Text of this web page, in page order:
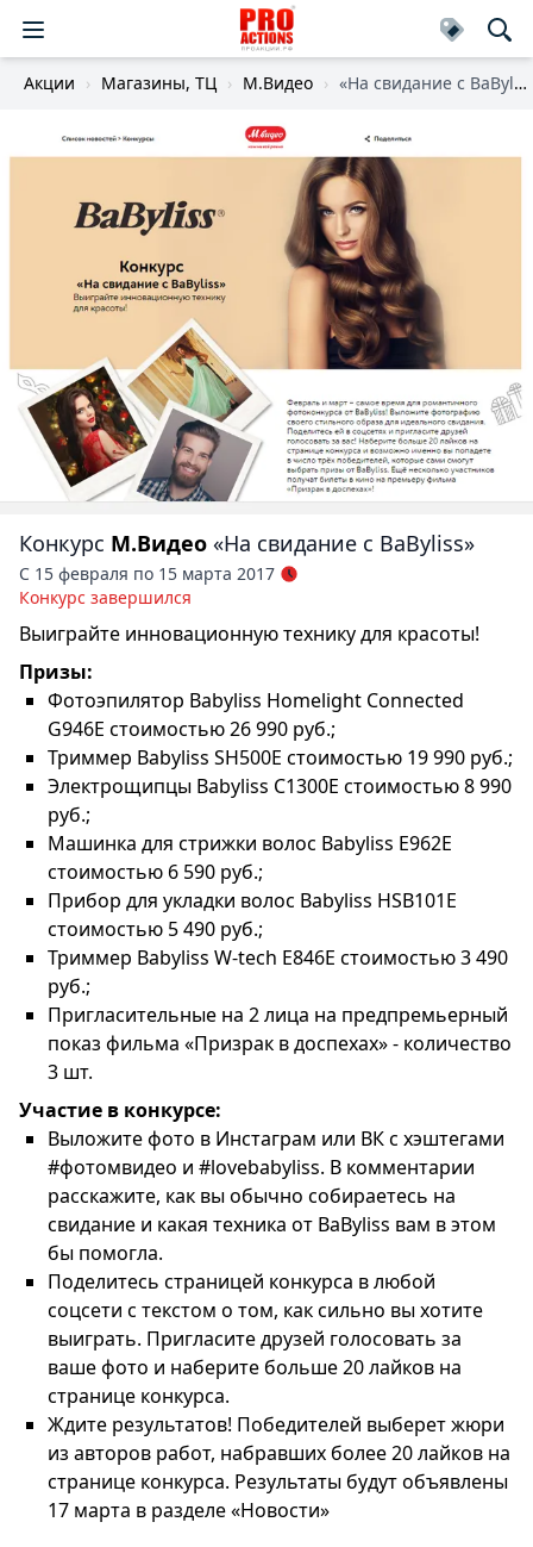
Акции Магазины, ТЦ М.Видео «На свидание с BaByliss»
Конкурс М.Видео «На свидание с BaByliss»
С 15 февраля по 15 марта 2017
Конкурс завершился
Выиграйте инновационную технику для красоты!
Призы:
Фотоэпилятор Babyliss Homelight Connected
G946E стоимостью 26 990 руб.;
Триммер Babyliss SH500E стоимостью 19 990 руб.;
Электрощипцы Babyliss C1300E стоимостью 8 990
руб.;
Машинка для стрижки волос Babyliss E962E
стоимостью 6 590 руб.;
Прибор для укладки волос Babyliss HSB101E
стоимостью 5 490 руб.;
Триммер Babyliss W-tech E846E стоимостью 3 490
руб.;
Пригласительные на 2 лица на предпремьерный
показ фильма «Призрак в доспехах» - количество
3 шт.
Участие в конкурсе:
Выложите фото в Инстаграм или ВК с хэштегами
#фотомвидео и #lovebabyliss. В комментарии
расскажите, как вы обычно собираетесь на
свидание и какая техника от BaByliss вам в этом
бы помогла.
Поделитесь страницей конкурса в любой
соцсети с текстом о том, как сильно вы хотите
выиграть. Пригласите друзей голосовать за
ваше фото и наберите больше 20 лайков на
странице конкурса.
Ждите результатов! Победителей выберет жюри
из авторов работ, набравших более 20 лайков на
странице конкурса. Результаты будут объявлены
17 марта в разделе «Новости»